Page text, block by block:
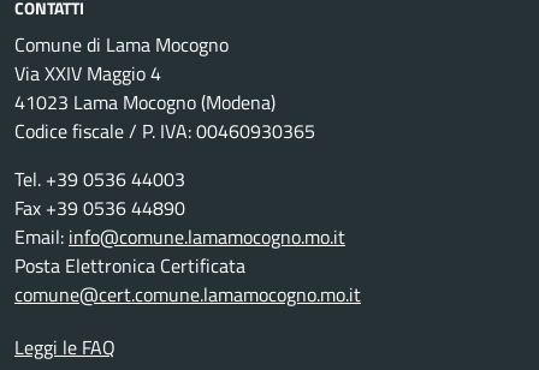
CONTATTI
Comune di Lama Mocogno
Via XXIV Maggio 4
41023 Lama Mocogno (Modena)
Codice fiscale / P. IVA: 00460930365
Tel. +39 0536 44003
Fax +39 0536 44890
Email: info@comune.lamamocogno.mo.it
Posta Elettronica Certificata
comune@cert.comune.lamamocogno.mo.it
Leggi le FAQ